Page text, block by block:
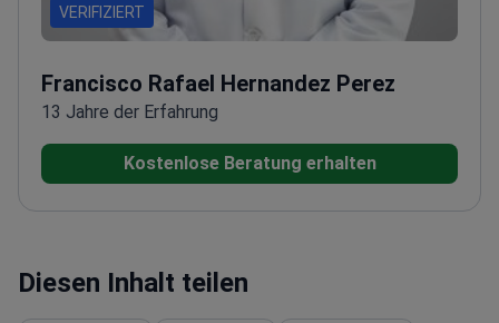
VERIFIZIERT
Francisco Rafael Hernandez Perez
13 Jahre der Erfahrung
Kostenlose Beratung erhalten
Diesen Inhalt teilen